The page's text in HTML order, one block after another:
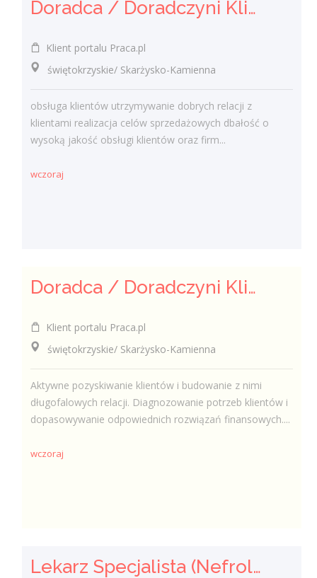
Doradca / Doradczyni Klienta (bankowość)
Klient portalu Praca.pl
świętokrzyskie/ Skarżysko-Kamienna
obsługa klientów utrzymywanie dobrych relacji z
klientami realizacja celów sprzedażowych dbałość o
wysoką jakość obsługi klientów oraz firm...
wczoraj
Doradca / Doradczyni Klienta – branża finansowa
Klient portalu Praca.pl
świętokrzyskie/ Skarżysko-Kamienna
Aktywne pozyskiwanie klientów i budowanie z nimi
długofalowych relacji. Diagnozowanie potrzeb klientów i
dopasowywanie odpowiednich rozwiązań finansowych....
wczoraj
Lekarz Specjalista (Nefrolog / Internista) (K/M/N)